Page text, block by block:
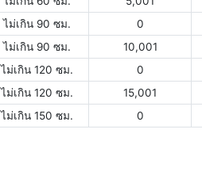
ไม่เกิน 90 ซม. 0
ไม่เกิน 90 ซม. 10,001
ไม่เกิน 120 ซม. 0
ไม่เกิน 120 ซม. 15,001
ไม่เกิน 150 ซม. 0